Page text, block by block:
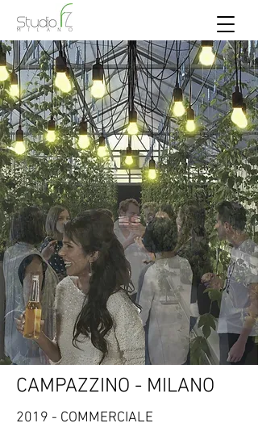
CAMPAZZINO - MILANO
2019 - COMMERCIALE